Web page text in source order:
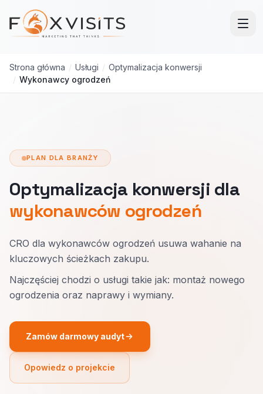
Przejdź do treści głównej
Strona główna / Usługi / Optymalizacja konwersji
/ Wykonawcy ogrodzeń
PLAN DLA BRANŻY
Optymalizacja konwersji dla
wykonawców ogrodzeń
CRO dla wykonawców ogrodzeń usuwa wahanie na
kluczowych ścieżkach zakupu.
Najczęściej chodzi o usługi takie jak: montaż nowego
ogrodzenia oraz naprawy i wymiany.
Zamów darmowy audyt
Opowiedz o projekcie